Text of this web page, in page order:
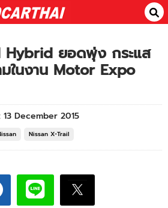
Hybrid ยอดพุ่ง กระแส
ในงาน Motor Expo
December 2015
Nissan X-Trail